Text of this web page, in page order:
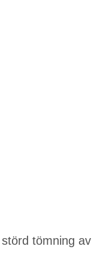
tömning av